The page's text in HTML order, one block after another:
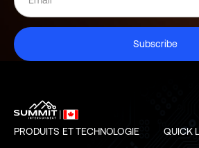
Subscribe
PRODUITS ET TECHNOLOGIE QUICK